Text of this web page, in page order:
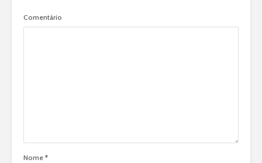
Comentário
Nome *